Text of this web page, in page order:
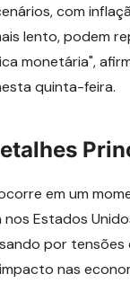
com
lento, podem
monetária",
quinta-feira.
em um
Estados
por tensões
nas